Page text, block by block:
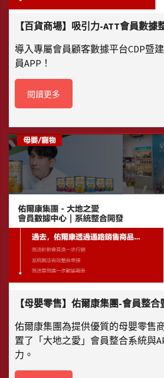
【百貨商場】吸引力-ATT會員數據
導入專屬會員顧客數據平台CDP暨
員APP！
閱讀更多
【母嬰零售】佑爾康集團-會員整合
佑爾康集團為提供優質的母嬰零售
置了「大地之愛」會員整合系統與
力。